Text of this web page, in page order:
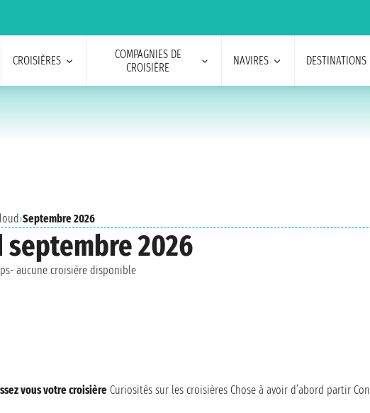
CROISIÈRES
COMPAGNIES DE
CROISIÈRE
NAVIRES DESTINATIONS
›Septembre 2026
2026
aucune croisière disponible
vous votre croisière Curiosités sur les croisières Chose à avoir d’abord partir